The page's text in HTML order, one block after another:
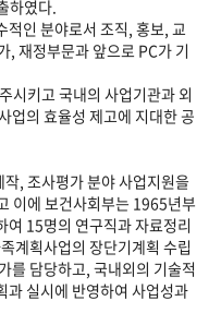
하였다.
적인 분야로서 조직, 홍보, 교
, 재정부문과 앞으로 PC가 기
시키고 국내의 사업기관과 외
업의 효율성 제고에 지대한 공
, 조사평가 분야 사업지원을
이에 보건사회부는 1965년부
여 15명의 연구직과 자료정리
계획사업의 장단기계획 수립
를 담당하고, 국내외의 기술적
과 실시에 반영하여 사업성과